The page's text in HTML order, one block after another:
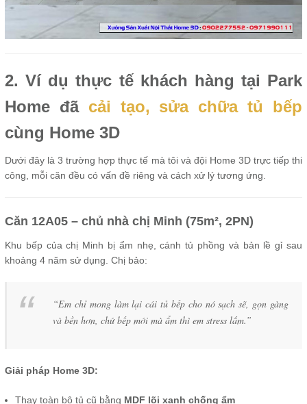
2. Ví dụ thực tế khách hàng tại Park
Home đã cải tạo, sửa chữa tủ bếp
cùng Home 3D
Dưới đây là 3 trường hợp thực tế mà tôi và đội Home 3D trực tiếp thi
công, mỗi căn đều có vấn đề riêng và cách xử lý tương ứng.
Căn 12A05 – chủ nhà chị Minh (75m², 2PN)
Khu bếp của chị Minh bị ẩm nhẹ, cánh tủ phồng và bản lề gỉ sau
khoảng 4 năm sử dụng. Chị bảo:
“Em chỉ mong làm lại cái tủ bếp cho nó sạch sẽ, gọn gàng
và bền hơn, chứ bếp mới mà ẩm thì em stress lắm.”
Giải pháp Home 3D:
Thay toàn bộ tủ cũ bằng MDF lõi xanh chống ẩm